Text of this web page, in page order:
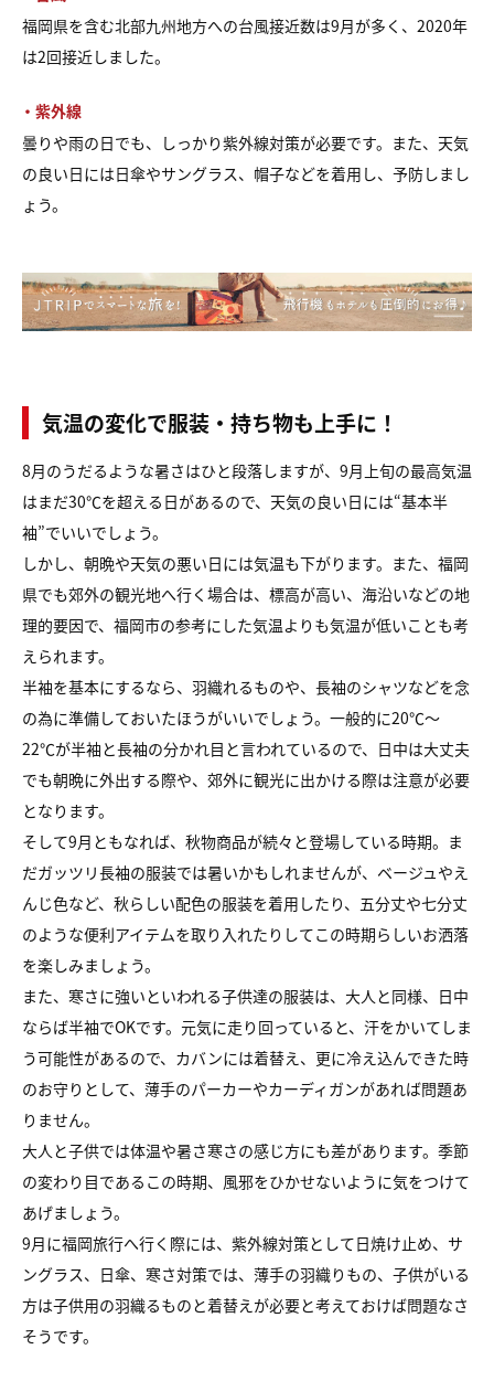
福岡県を含む北部九州地方への台風接近数は9月が多く、2020年
は2回接近しました。
・紫外線
曇りや雨の日でも、しっかり紫外線対策が必要です。また、天気
の良い日には日傘やサングラス、帽子などを着用し、予防しまし
ょう。
気温の変化で服装・持ち物も上手に！
8月のうだるような暑さはひと段落しますが、9月上旬の最高気温
はまだ30℃を超える日があるので、天気の良い日には“基本半
袖”でいいでしょう。
しかし、朝晩や天気の悪い日には気温も下がります。また、福岡
県でも郊外の観光地へ行く場合は、標高が高い、海沿いなどの地
理的要因で、福岡市の参考にした気温よりも気温が低いことも考
えられます。
半袖を基本にするなら、羽織れるものや、長袖のシャツなどを念
の為に準備しておいたほうがいいでしょう。一般的に20℃～
22℃が半袖と長袖の分かれ目と言われているので、日中は大丈夫
でも朝晩に外出する際や、郊外に観光に出かける際は注意が必要
となります。
そして9月ともなれば、秋物商品が続々と登場している時期。ま
だガッツリ長袖の服装では暑いかもしれませんが、ベージュやえ
んじ色など、秋らしい配色の服装を着用したり、五分丈や七分丈
のような便利アイテムを取り入れたりしてこの時期らしいお洒落
を楽しみましょう。
また、寒さに強いといわれる子供達の服装は、大人と同様、日中
ならば半袖でOKです。元気に走り回っていると、汗をかいてしま
う可能性があるので、カバンには着替え、更に冷え込んできた時
のお守りとして、薄手のパーカーやカーディガンがあれば問題あ
りません。
大人と子供では体温や暑さ寒さの感じ方にも差があります。季節
の変わり目であるこの時期、風邪をひかせないように気をつけて
あげましょう。
9月に福岡旅行へ行く際には、紫外線対策として日焼け止め、サ
ングラス、日傘、寒さ対策では、薄手の羽織りもの、子供がいる
方は子供用の羽織るものと着替えが必要と考えておけば問題なさ
そうです。